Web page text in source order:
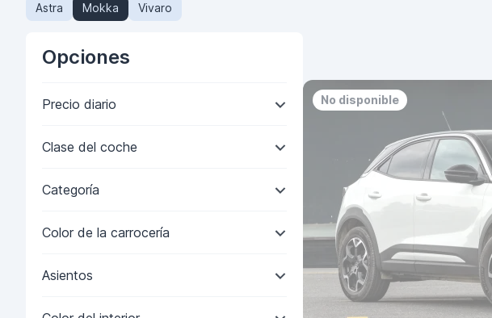
Astra Mokka Vivaro
Opciones
Precio diario
Clase del coche
Categoría
Color de la carrocería
Asientos
No disponible